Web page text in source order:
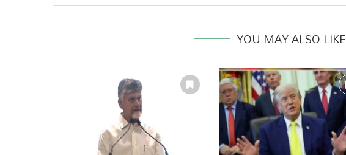
YOU MAY ALSO LIKE